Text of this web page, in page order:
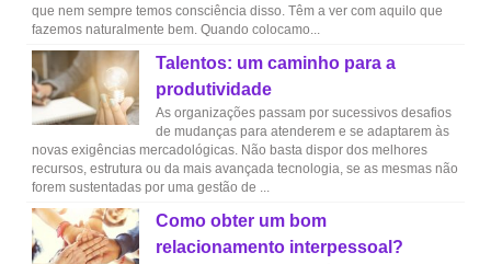
que nem sempre temos consciência disso. Têm a ver com aquilo que
fazemos naturalmente bem. Quando colocamo...
Talentos: um caminho para a
produtividade
As organizações passam por sucessivos desafios
de mudanças para atenderem e se adaptarem às
novas exigências mercadológicas. Não basta dispor dos melhores
recursos, estrutura ou da mais avançada tecnologia, se as mesmas não
forem sustentadas por uma gestão de ...
Como obter um bom
relacionamento interpessoal?